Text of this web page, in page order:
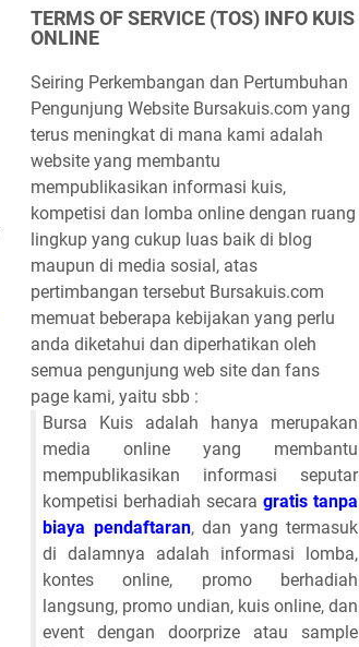
TERMS OF SERVICE (TOS) INFO KUIS
ONLINE
Seiring Perkembangan dan Pertumbuhan
Pengunjung Website Bursakuis.com yang
terus meningkat di mana kami adalah
website yang membantu
mempublikasikan informasi kuis,
kompetisi dan lomba online dengan ruang
lingkup yang cukup luas baik di blog
maupun di media sosial, atas
pertimbangan tersebut Bursakuis.com
memuat beberapa kebijakan yang perlu
anda diketahui dan diperhatikan oleh
semua pengunjung web site dan fans
page kami, yaitu sbb :
Bursa Kuis adalah hanya merupakan
media online yang membantu
mempublikasikan informasi seputar
kompetisi berhadiah secara gratis tanpa
biaya pendaftaran, dan yang termasuk
di dalamnya adalah informasi lomba,
kontes online, promo berhadiah
langsung, promo undian, kuis online, dan
event dengan doorprize atau sample